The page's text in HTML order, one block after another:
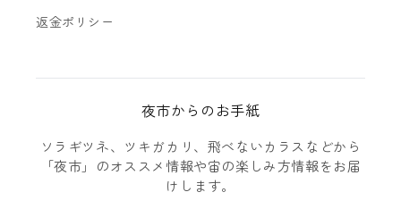
返金ポリシー
夜市からのお手紙
ソラギツネ、ツキガカリ、飛べないカラスなどから
「夜市」のオススメ情報や宙の楽しみ方情報をお届
けします。